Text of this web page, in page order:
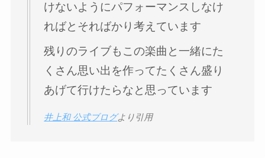
けないようにパフォーマンスしなけ
ればとそればかり考えています
残りのライブもこの楽曲と一緒にた
くさん思い出を作ってたくさん盛り
あげて行けたらなと思っています
井上和 公式ブログより引用